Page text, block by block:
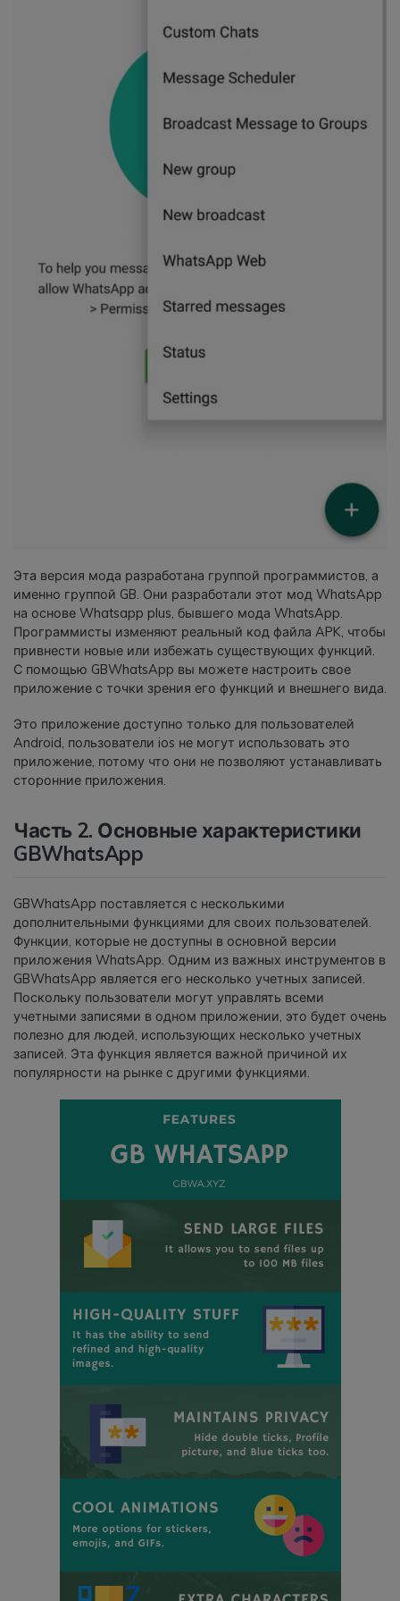
Эта версия мода разработана группой программистов, а
именно группой GB. Они разработали этот мод WhatsApp
на основе Whatsapp plus, бывшего мода WhatsApp.
Программисты изменяют реальный код файла APK, чтобы
привнести новые или избежать существующих функций.
С помощью GBWhatsApp вы можете настроить свое
приложение с точки зрения его функций и внешнего вида.
Это приложение доступно только для пользователей
Android, пользователи ios не могут использовать это
приложение, потому что они не позволяют устанавливать
сторонние приложения.
Часть 2. Основные характеристики
GBWhatsApp
GBWhatsApp поставляется с несколькими
дополнительными функциями для своих пользователей.
Функции, которые не доступны в основной версии
приложения WhatsApp. Одним из важных инструментов в
GBWhatsApp является его несколько учетных записей.
Поскольку пользователи могут управлять всеми
учетными записями в одном приложении, это будет очень
полезно для людей, использующих несколько учетных
записей. Эта функция является важной причиной их
популярности на рынке с другими функциями.